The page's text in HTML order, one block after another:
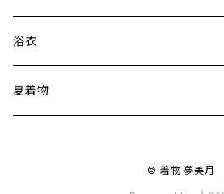
浴衣
夏着物
© 着物 夢美月